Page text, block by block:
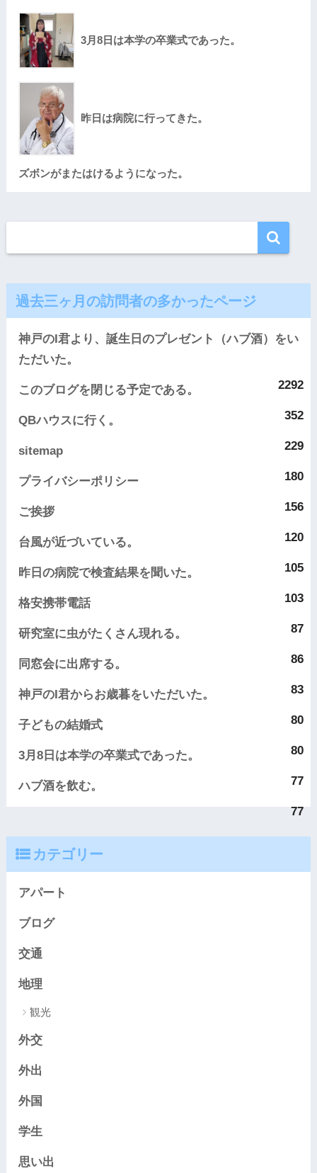
3月8日は本学の卒業式であった。
昨日は病院に行ってきた。
ズボンがまたはけるようになった。
過去三ヶ月の訪問者の多かったページ
神戸のI君より、誕生日のプレゼント（ハブ酒）をい
ただいた。
2292
このブログを閉じる予定である。
352
QBハウスに行く。
229
sitemap
180
プライバシーポリシー
156
ご挨拶
120
台風が近づいている。
105
昨日の病院で検査結果を聞いた。
103
格安携帯電話
87
研究室に虫がたくさん現れる。
86
同窓会に出席する。
83
神戸のI君からお歳暮をいただいた。
80
子どもの結婚式
80
3月8日は本学の卒業式であった。
77
ハブ酒を飲む。
77
カテゴリー
アパート
ブログ
交通
地理
観光
外交
外出
外国
学生
思い出